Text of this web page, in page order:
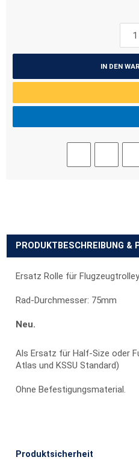
IN DEN
PRODUKTBESCHREIBUNG &
Ersatz Rolle für Flugzeugtrolley
Rad-Durchmesser: 75mm
Neu.
Als Ersatz für Half-Size oder
Atlas und KSSU Standard)
Ohne Befestigungsmaterial.
Produktsicherheit